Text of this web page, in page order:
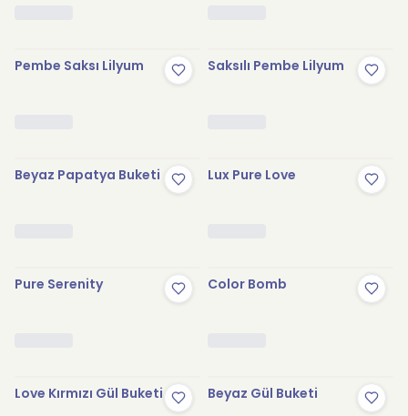
Pembe Saksı Lilyum Saksılı Pembe Lilyum
Beyaz Papatya Buketi Lux Pure Love
Pure Serenity Color Bomb
Love Kırmızı Gül Buketi Beyaz Gül Buketi